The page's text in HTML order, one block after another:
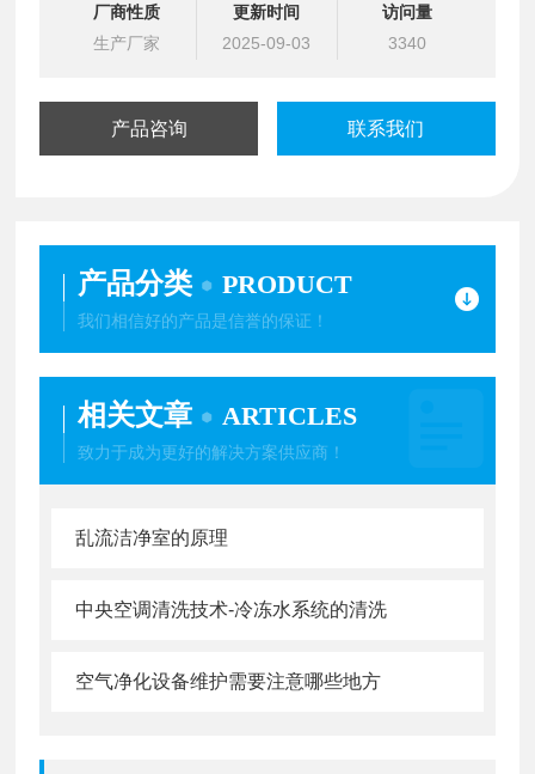
厂商性质
生产厂家
更新时间
2025-09-03
访问量
3340
产品咨询 联系我们
产品分类 PRODUCT
我们相信好的产品是信誉的保证！
相关文章 ARTICLES
致力于成为更好的解决方案供应商！
乱流洁净室的原理
中央空调清洗技术-冷冻水系统的清洗
空气净化设备维护需要注意哪些地方